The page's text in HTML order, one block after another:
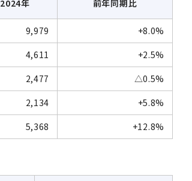
2024年 前年同期比
9,979
+8.0%
4,611
+2.5%
2,477
△0.5%
2,134
+5.8%
5,368 +12.8%